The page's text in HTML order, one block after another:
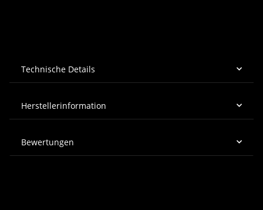
Technische Details
Herstellerinformation
Bewertungen